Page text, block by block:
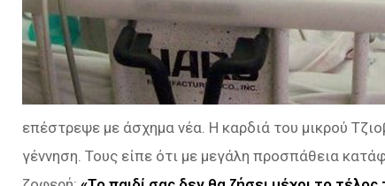
επέστρεψε με άσχημα νέα. Η καρδιά του μικρού
γέννηση. Τους είπε ότι με μεγάλη προσπάθεια